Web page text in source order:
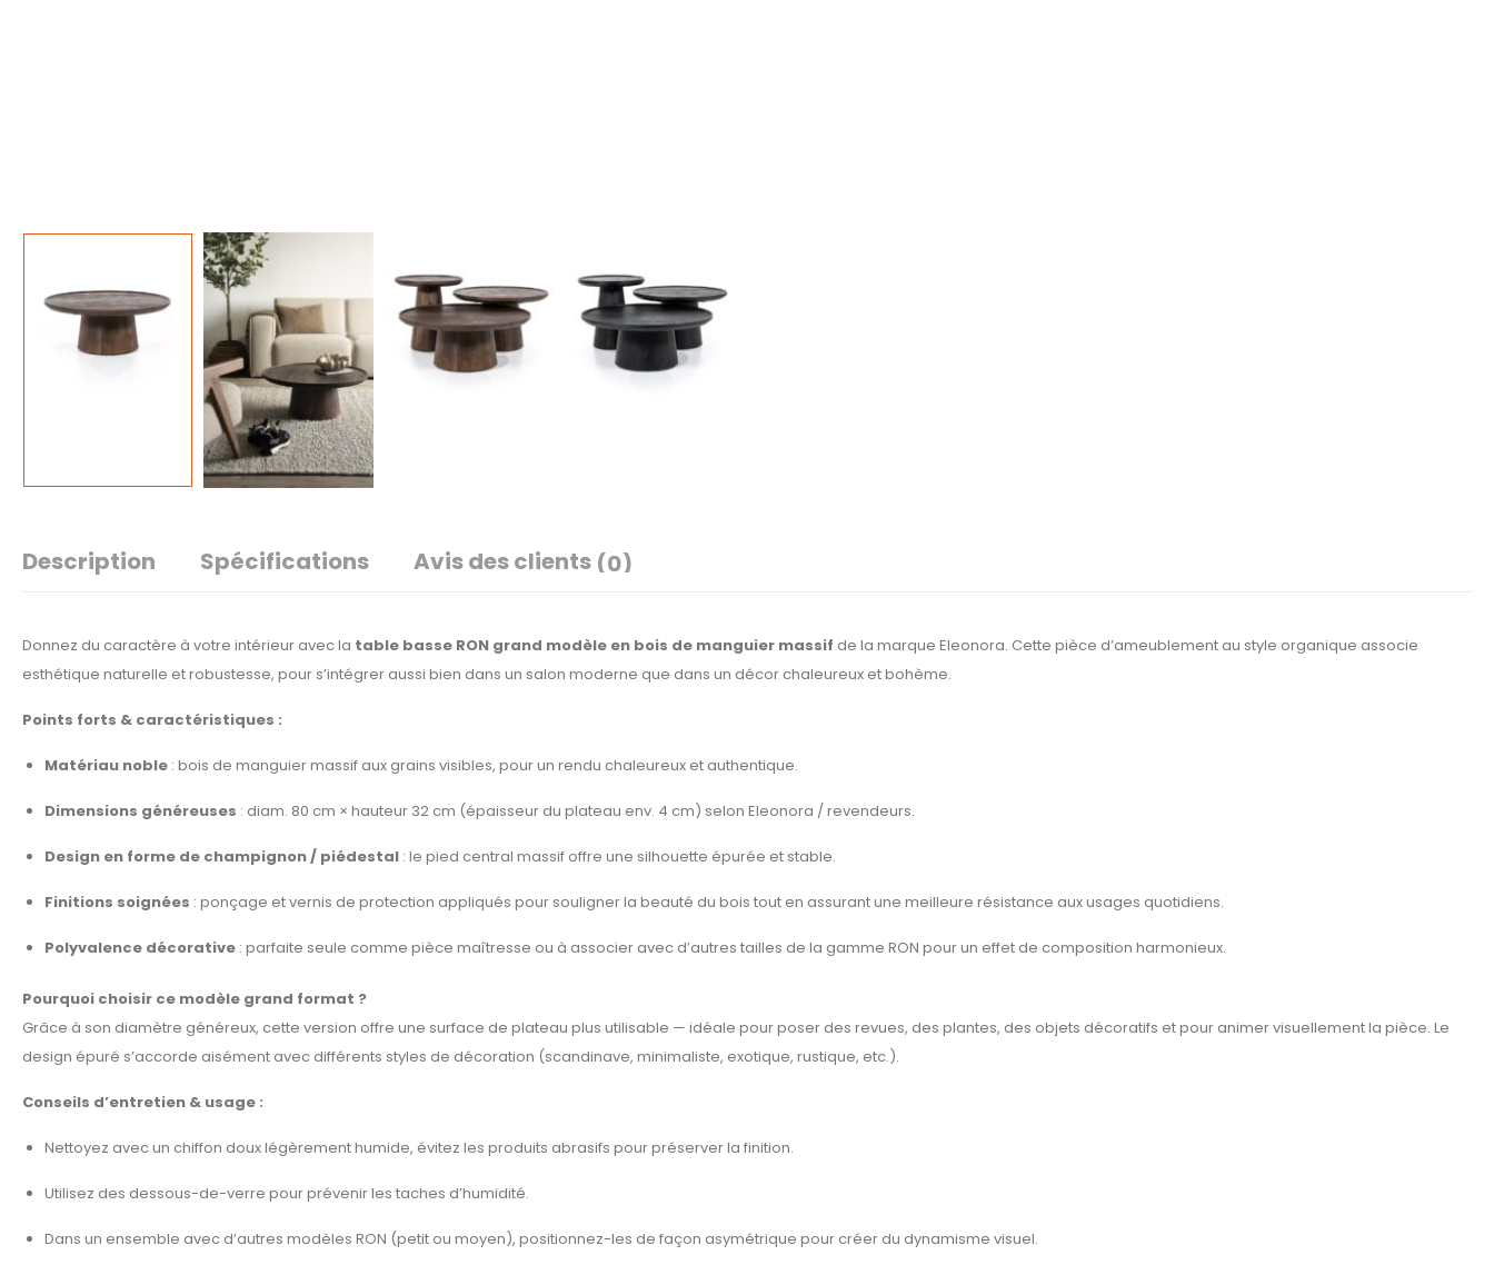
Description Spécifications Avis des clients (0)
Donnez du caractère à votre intérieur avec la table basse RON grand modèle en bois de manguier massif de la marque Eleonora. Cette pièce d’ameublement au style organique associe
esthétique naturelle et robustesse, pour s’intégrer aussi bien dans un salon moderne que dans un décor chaleureux et bohème.
Points forts & caractéristiques :
Matériau noble : bois de manguier massif aux grains visibles, pour un rendu chaleureux et authentique.
Dimensions généreuses : diam. 80 cm × hauteur 32 cm (épaisseur du plateau env. 4 cm) selon Eleonora / revendeurs.
Design en forme de champignon / piédestal : le pied central massif offre une silhouette épurée et stable.
Finitions soignées : ponçage et vernis de protection appliqués pour souligner la beauté du bois tout en assurant une meilleure résistance aux usages quotidiens.
Polyvalence décorative : parfaite seule comme pièce maîtresse ou à associer avec d’autres tailles de la gamme RON pour un effet de composition harmonieux.
Pourquoi choisir ce modèle grand format ?
Grâce à son diamètre généreux, cette version offre une surface de plateau plus utilisable — idéale pour poser des revues, des plantes, des objets décoratifs et pour animer visuellement la pièce. Le
design épuré s’accorde aisément avec différents styles de décoration (scandinave, minimaliste, exotique, rustique, etc.).
Conseils d’entretien & usage :
Nettoyez avec un chiffon doux légèrement humide, évitez les produits abrasifs pour préserver la finition.
Utilisez des dessous-de-verre pour prévenir les taches d’humidité.
Dans un ensemble avec d’autres modèles RON (petit ou moyen), positionnez-les de façon asymétrique pour créer du dynamisme visuel.